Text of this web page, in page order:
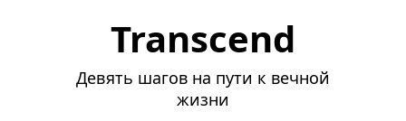
Transcend
Девять шагов на пути к вечной
жизни